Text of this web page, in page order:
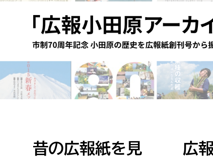
高校生・大学生など
障がい者
デジタ
市民部
地域安全課
人権・男女共同参画課
防災部
昔の広報紙を見
広